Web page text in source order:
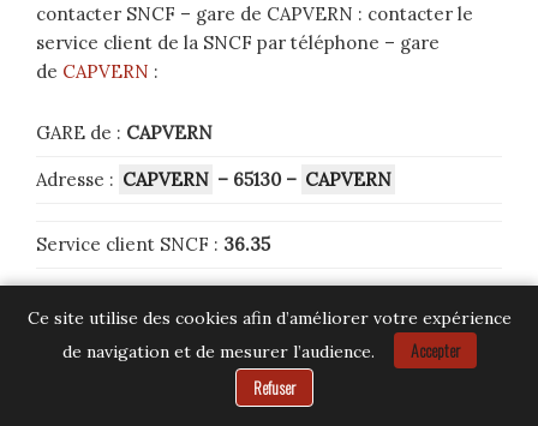
contacter SNCF – gare de CAPVERN : contacter le
service client de la SNCF par téléphone – gare
de CAPVERN :
GARE de : CAPVERN
Adresse : CAPVERN – 65130 – CAPVERN
Service client SNCF : 36.35
Ce site utilise des cookies afin d’améliorer votre expérience
de navigation et de mesurer l’audience.
Accepter
Refuser